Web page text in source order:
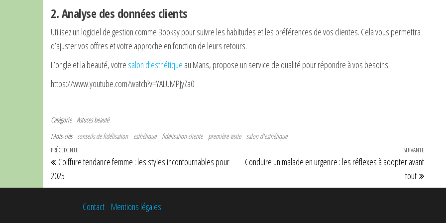
2. Analyse des données clients
Utilisez un logiciel de gestion comme Booksy pour suivre les habitudes et les préférences de vos clientes. Cela vous permettra
d’ajuster vos offres et votre approche en fonction de leurs retours.
L’ongle et la beauté, votre salon d’esthétique au Mans, propose un service de qualité pour répondre à vos besoins.
https://www.youtube.com/watch?v=YALUMPJyZa0
Catégorie Astuces beauté
Mots-clés conseils de fidélisation esthétique fidélisation cliente première visite salon d'esthétique
Navigation de l’article
Article précédent
PRÉCÉDENTE
Coiffure tendance femme : les styles incontournables pour
2025
Article
SUIVANTE
Conduire un malade en urgence : les réflexes à adopter avant
tout
Contact Mentions légales